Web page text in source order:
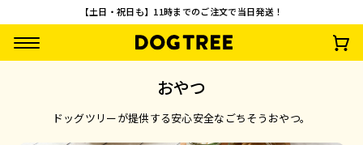
【土日・祝日も】11時までのご注文で当日発送！
おやつ
ドッグツリーが提供する安心安全なごちそうおやつ。